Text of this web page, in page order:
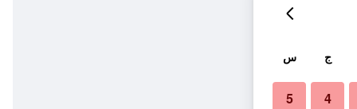
ج س
4
5